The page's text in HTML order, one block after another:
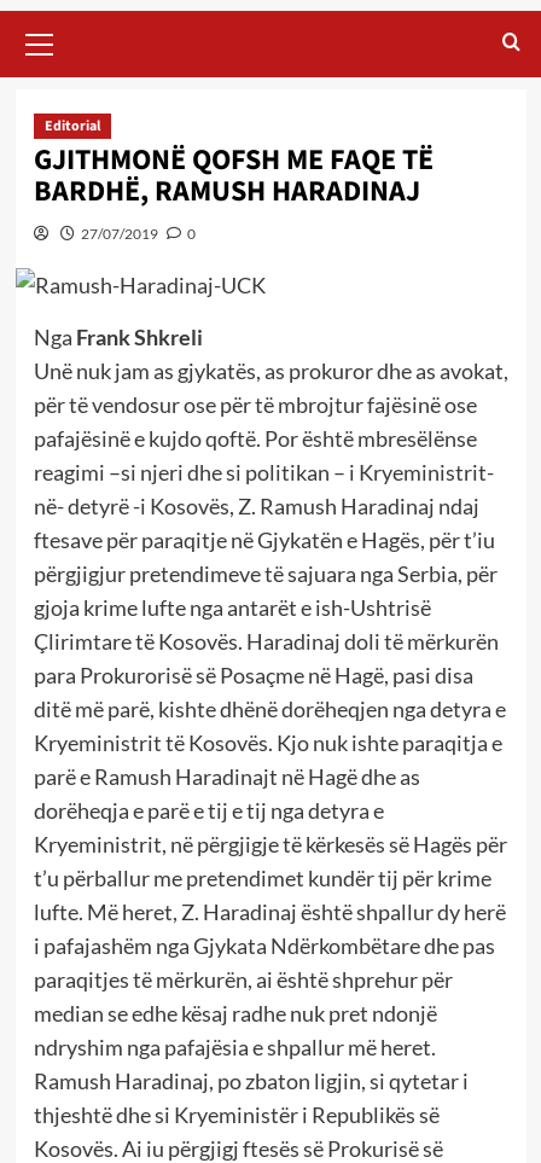
Menu
Editorial
GJITHMONË QOFSH ME FAQE TË
BARDHË, RAMUSH HARADINAJ
27/07/2019 0
Nga Frank Shkreli
Unë nuk jam as gjykatës, as prokuror dhe as avokat,
për të vendosur ose për të mbrojtur fajësinë ose
pafajësinë e kujdo qoftë. Por është mbresëlënse
reagimi –si njeri dhe si politikan – i Kryeministrit-
në- detyrë -i Kosovës, Z. Ramush Haradinaj ndaj
ftesave për paraqitje në Gjykatën e Hagës, për t’iu
përgjigjur pretendimeve të sajuara nga Serbia, për
gjoja krime lufte nga antarët e ish-Ushtrisë
Çlirimtare të Kosovës. Haradinaj doli të mërkurën
para Prokurorisë së Posaçme në Hagë, pasi disa
ditë më parë, kishte dhënë dorëheqjen nga detyra e
Kryeministrit të Kosovës. Kjo nuk ishte paraqitja e
parë e Ramush Haradinajt në Hagë dhe as
dorëheqja e parë e tij e tij nga detyra e
Kryeministrit, në përgjigje të kërkesës së Hagës për
t’u përballur me pretendimet kundër tij për krime
lufte. Më heret, Z. Haradinaj është shpallur dy herë
i pafajashëm nga Gjykata Ndërkombëtare dhe pas
paraqitjes të mërkurën, ai është shprehur për
median se edhe kësaj radhe nuk pret ndonjë
ndryshim nga pafajësia e shpallur më heret.
Ramush Haradinaj, po zbaton ligjin, si qytetar i
thjeshtë dhe si Kryeministër i Republikës së
Kosovës. Ai iu përgjigj ftesës së Prokurisë së